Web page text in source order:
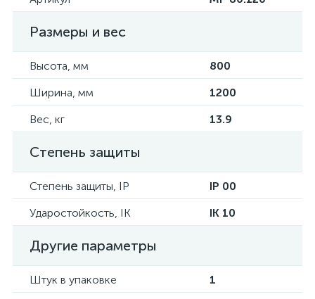
Размеры и вес
Высота, мм
800
Ширина, мм
1200
Вес, кг
13.9
Степень защиты
Степень защиты, IP
IP 00
Ударостойкость, IK
IK 10
Другие параметры
Штук в упаковке 1